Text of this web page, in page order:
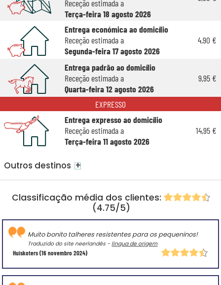
Classificação média dos clientes:
(4.75/5)
Huiskoters(16 novembro 2024)
Muito bonito talheres resistentes para os pequeninos!
Traduzido do site neerlandês - língua de origem
Receção estimada a
Terça-feira 18 agosto 2026
Entrega económica ao domicílio
Receção estimada a
Segunda-feira 17 agosto 2026
4,90 €
Entrega padrão ao domicílio
Receção estimada a
Quarta-feira 12 agosto 2026
9,95 €
EXPRESSO
Entrega expresso ao domicílio
Receção estimada a
Terça-feira 11 agosto 2026
14,95 €
Outros destinos +